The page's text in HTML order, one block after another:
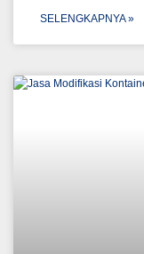
SELENGKAPNYA »